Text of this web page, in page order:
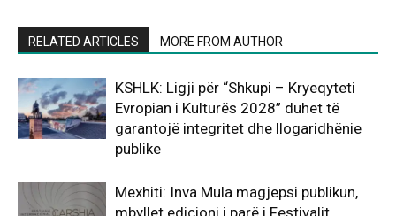
RELATED ARTICLES MORE FROM AUTHOR
KSHLK: Ligji për “Shkupi – Kryeqyteti
Evropian i Kulturës 2028” duhet të
garantojë integritet dhe llogaridhënie
publike
Mexhiti: Inva Mula magjepsi publikun,
mbyllet edicioni i parë i Festivalit